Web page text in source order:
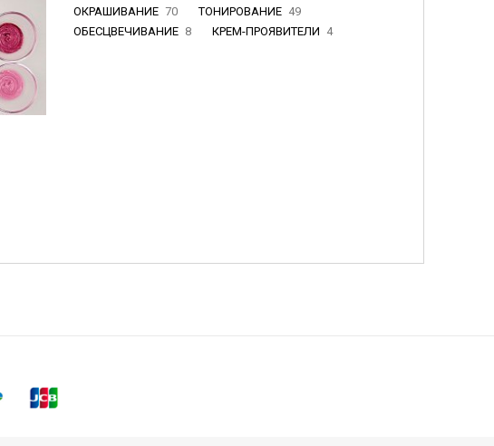
ОКРАШИВАНИЕ 70 ТОНИРОВАНИЕ 49
ОБЕСЦВЕЧИВАНИЕ 8 КРЕМ-ПРОЯВИТЕЛИ 4